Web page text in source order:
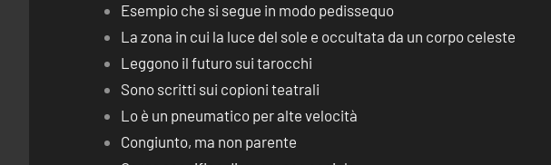
Esempio che si segue in modo pedissequo
La zona in cui la luce del sole e occultata da un corpo celeste
Leggono il futuro sui tarocchi
Sono scritti sui copioni teatrali
Lo è un pneumatico per alte velocità
Congiunto, ma non parente